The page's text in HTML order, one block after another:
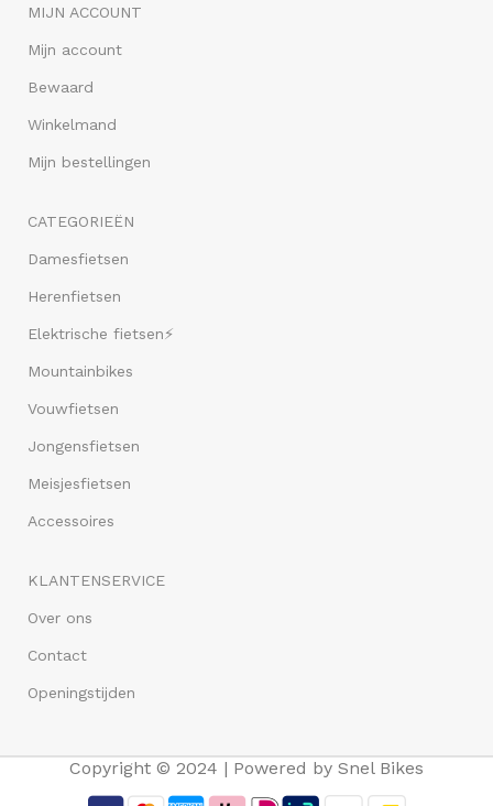
MIJN ACCOUNT
Mijn account
Bewaard
Winkelmand
Mijn bestellingen
CATEGORIEËN
Damesfietsen
Herenfietsen
Elektrische fietsen⚡
Mountainbikes
Vouwfietsen
Jongensfietsen
Meisjesfietsen
Accessoires
KLANTENSERVICE
Over ons
Contact
Openingstijden
Copyright © 2024 | Powered by Snel Bikes